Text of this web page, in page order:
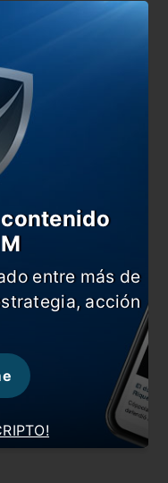
ganaron
Méndez
y Franco
y Tv
invicto a Russo
Profesional
entre más de
acción